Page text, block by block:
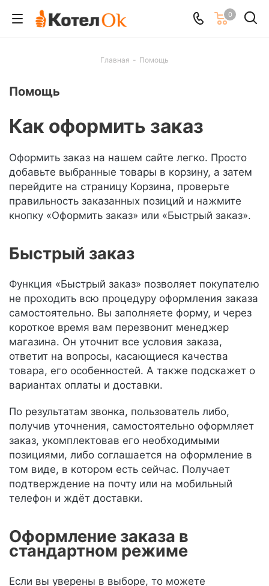
0
Главная - Помощь
Помощь
Как оформить заказ
Оформить заказ на нашем сайте легко. Просто
добавьте выбранные товары в корзину, а затем
перейдите на страницу Корзина, проверьте
правильность заказанных позиций и нажмите
кнопку «Оформить заказ» или «Быстрый заказ».
Быстрый заказ
Функция «Быстрый заказ» позволяет покупателю
не проходить всю процедуру оформления заказа
самостоятельно. Вы заполняете форму, и через
короткое время вам перезвонит менеджер
магазина. Он уточнит все условия заказа,
ответит на вопросы, касающиеся качества
товара, его особенностей. А также подскажет о
вариантах оплаты и доставки.
По результатам звонка, пользователь либо,
получив уточнения, самостоятельно оформляет
заказ, укомплектовав его необходимыми
позициями, либо соглашается на оформление в
том виде, в котором есть сейчас. Получает
подтверждение на почту или на мобильный
телефон и ждёт доставки.
Оформление заказа в
стандартном режиме
Если вы уверены в выборе, то можете